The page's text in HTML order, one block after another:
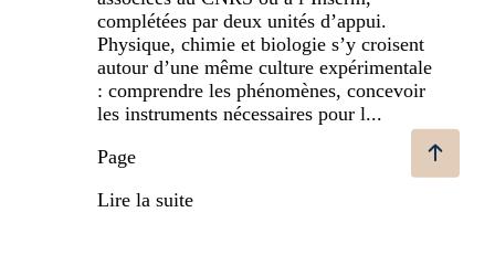
complétées par deux unités d’appui.
Physique, chimie et biologie s’y croisent
autour d’une même culture expérimentale
: comprendre les phénomènes, concevoir
les instruments nécessaires pour l...
Page
Lire la suite